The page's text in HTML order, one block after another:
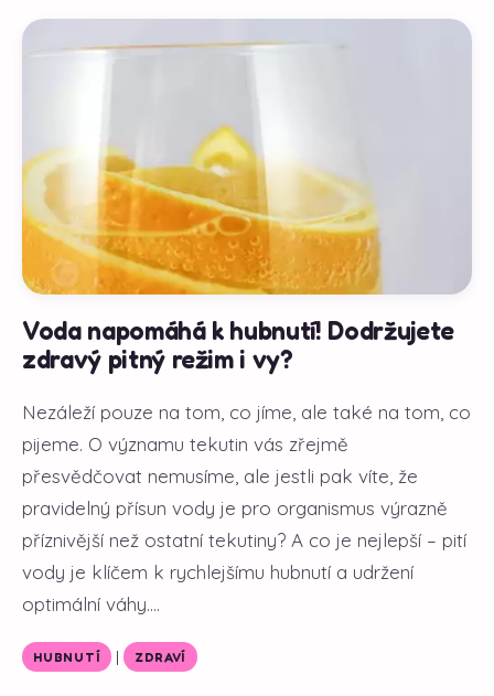
Voda napomáhá k hubnutí! Dodržujete
zdravý pitný režim i vy?
Nezáleží pouze na tom, co jíme, ale také na tom, co
pijeme. O významu tekutin vás zřejmě
přesvědčovat nemusíme, ale jestli pak víte, že
pravidelný přísun vody je pro organismus výrazně
příznivější než ostatní tekutiny? A co je nejlepší – pití
vody je klíčem k rychlejšímu hubnutí a udržení
optimální váhy....
HUBNUTÍ | ZDRAVÍ